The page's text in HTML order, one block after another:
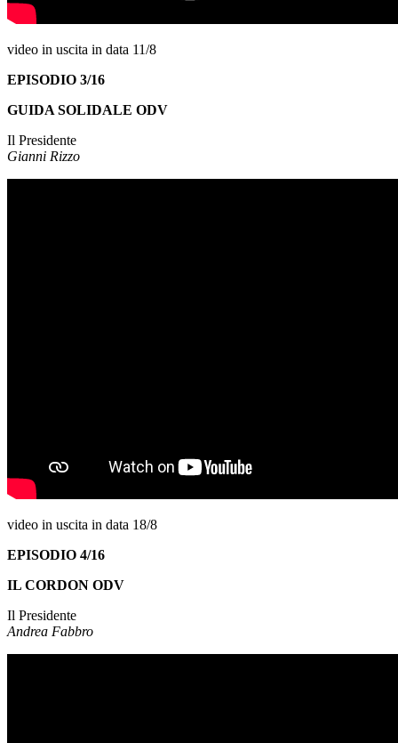
video in uscita in data 11/8
EPISODIO 3/16
GUIDA SOLIDALE ODV
Il Presidente
Gianni Rizzo
video in uscita in data 18/8
EPISODIO 4/16
IL CORDON ODV
Il Presidente
Andrea Fabbro